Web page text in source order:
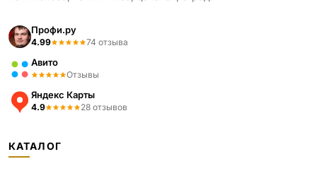
Профи.ру
4.99 74 отзыва
Авито
Отзывы
Яндекс Карты
4.9 28 отзывов
КАТАЛОГ